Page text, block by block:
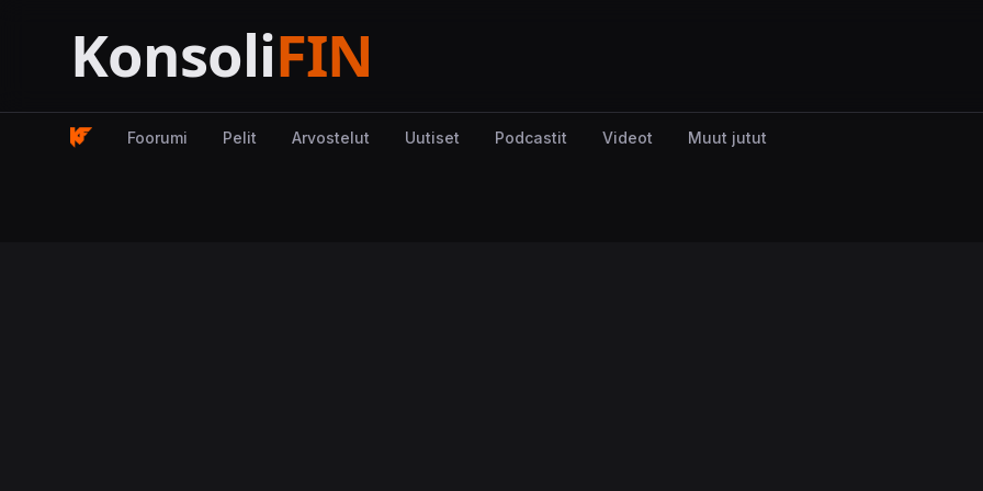
Foorumi Pelit Arvostelut Uutiset Podcastit Videot Muut jutut